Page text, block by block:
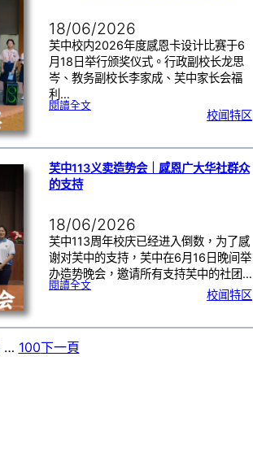
18/06/2026
芙中校内2026年度感恩卡设计比赛于6
月18日举行颁奖仪式。行政副校长龙思
岑、教务副校长李家成、芙中家长会福
利…
閱讀全文:2
恩
设
计
比
赛
校闻特区
芙中113义卖造势会｜感恩广大华社群众
的支持
18/06/2026
芙中113周年校庆已经进入倒数，为了感
谢对芙中的支持，芙中在6月16日晚间举
办造势晚会，邀请所有支持芙中的社团…
閱讀全文:芙
造
校闻特区
… 100下一頁